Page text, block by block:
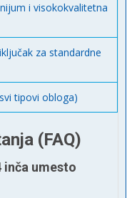
i visokokvalitetna
za standardne
tipovi obloga)
(FAQ)
umesto